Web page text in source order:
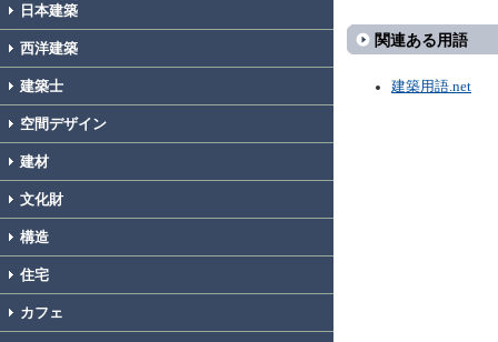
日本建築
西洋建築
建築士
空間デザイン
建材
文化財
構造
住宅
カフェ
関連ある用語
建築用語.net